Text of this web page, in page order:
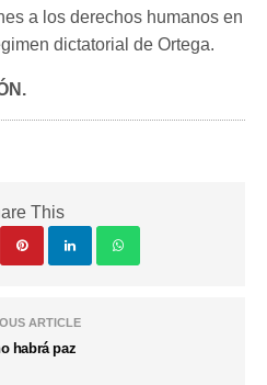
a los derechos humanos en
dictatorial de Ortega.
This
ARTICLE
habrá paz